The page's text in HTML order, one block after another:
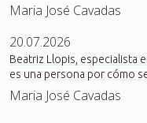
Maria José Cavadas
20.07.2026
Beatriz Llopis, especialista
es una persona por cómo
Maria José Cavadas